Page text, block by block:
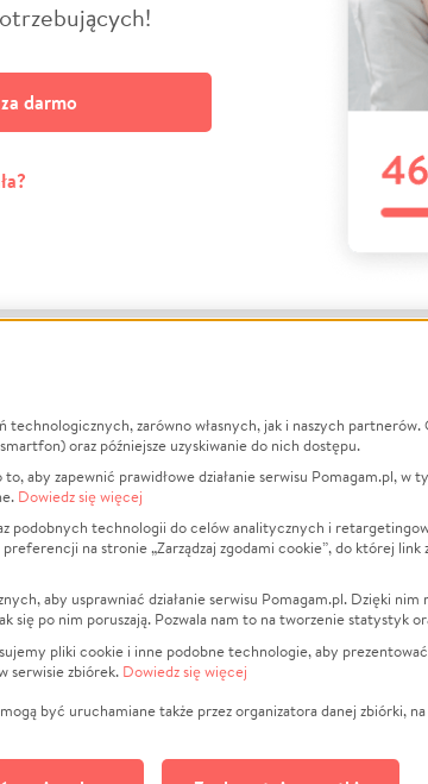
darmo
działa?
Prywatności
serwisów
plików cookie
zgodami cookie
O nas
Opinie
Raporty
Za darmo
Dla NGO
Fundacja Pomagam.pl
technologicznych, zarówno własnych, jak i naszych
oraz późniejsze uzyskiwanie do nich dostępu.
aby zapewnić prawidłowe działanie serwisu Pomagam.pl,
Dowiedz się więcej
podobnych technologii do celów analitycznych i
na stronie „Zarządzaj zgodami cookie”, do której
aby usprawniać działanie serwisu Pomagam.pl. Dzięki
się po nim poruszają. Pozwala nam to na tworzenie statystyk
pliki cookie i inne podobne technologie, aby
serwisie zbiórek. Dowiedz się więcej
być uruchamiane także przez organizatora danej zbiórki,